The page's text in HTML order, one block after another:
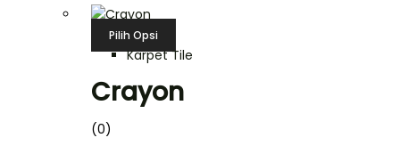
Pilih Opsi
Karpet Tile
Crayon
(0)